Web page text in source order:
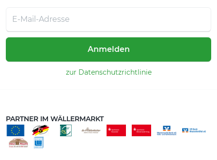
Anmelden
zur Datenschutzrichtlinie
PARTNER IM WÄLLERMARKT